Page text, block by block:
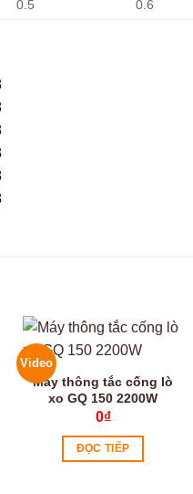
0.5 0.6
Video
Máy thông tắc cống lò
xo GQ 150 2200W
0₫
ĐỌC TIẾP